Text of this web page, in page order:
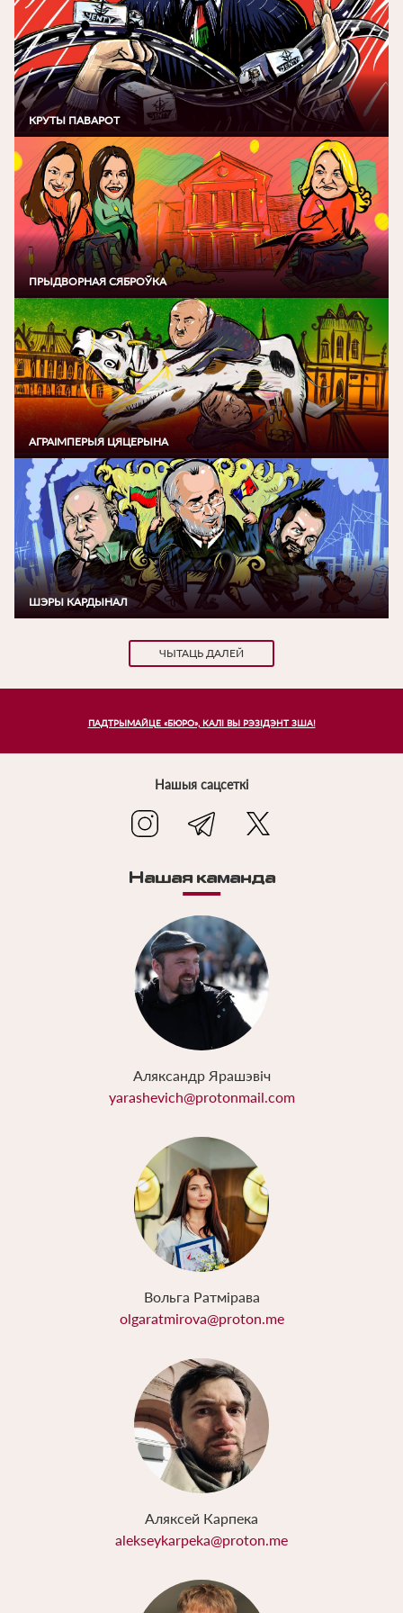
КРУТЫ ПАВАРОТ
ПРЫДВОРНАЯ СЯБРОЎКА
АГРАІМПЕРЫЯ ЦЯЦЕРЫНА
ШЭРЫ КАРДЫНАЛ
ЧЫТАЦЬ ДАЛЕЙ
ПАДТРЫМАЙЦЕ «БЮРО», КАЛІ ВЫ РЭЗІДЭНТ ЗША!
Нашыя сацсеткi
Нашая каманда
Аляксандр Ярашэвіч
yarashevich@protonmail.com
Вольга Ратмірава
olgaratmirova@proton.me
Аляксей Карпека
alekseykarpeka@proton.me